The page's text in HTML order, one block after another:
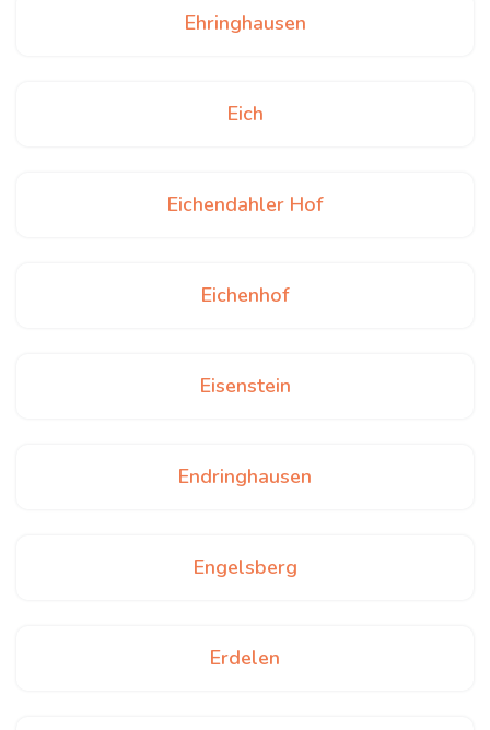
Ehringhausen
Eich
Eichendahler Hof
Eichenhof
Eisenstein
Endringhausen
Engelsberg
Erdelen